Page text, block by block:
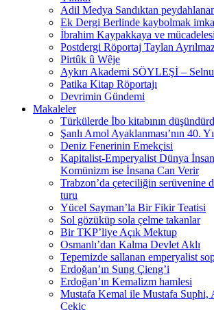
Adil Medya Sandıktan
Ek Dergi Berlinde kaybolmak
İbrahim Kaypakkaya ve
Postdergi Röportaj Taylan
Pirtûk û Wêje
Aykırı Akademi SÖYLEŞİ –
Patika Kitap Röportajı
Devrimin Gündemi
Makaleler
Türkülerde İbo kitabının
Şanlı Amol Ayaklanması’nın 40.
Deniz Fenerinin Emekçisi
Kapitalist-Emperyalist Dünya
Komünizm ise İnsana Can Verir
Trabzon’da çeteciliğin serüvenine
turu
Yücel Sayman’la Bir Fikir Teatisi
Sol gözüküp sola çelme takanlar
Bir TKP’liye Açık Mektup
Osmanlı’dan Kalma Devlet Aklı
Tepemizde sallanan emperyalist
Erdoğan’ın Sung Çieng’i
Erdoğan’ın Kemalizm hamlesi
Mustafa Kemal ile Mustafa Suphi,
Çekiç